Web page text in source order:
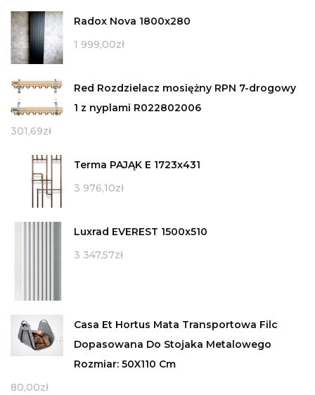
Radox Nova 1800x280
1 999,00zł
Red Rozdzielacz mosiężny RPN 7-drogowy
1 z nyplami R022802006
301,69zł
Terma PAJĄK E 1723x431
3 976,10zł
Luxrad EVEREST 1500x510
3 347,57zł
Casa Et Hortus Mata Transportowa Filc
Dopasowana Do Stojaka Metalowego
Rozmiar: 50X110 Cm
80,00zł